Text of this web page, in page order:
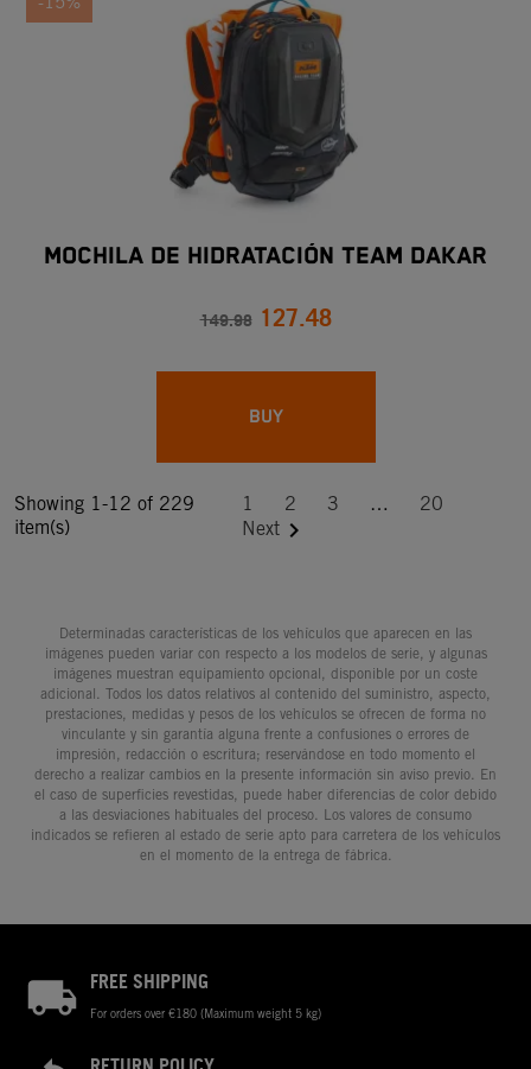
MOCHILA DE HIDRATACIÓN TEAM DAKAR
149.98 127.48
BUY
Showing 1-12 of 229
item(s)
1 2 3 …
20
Next 
Determinadas características de los vehículos que aparecen en las
imágenes pueden variar con respecto a los modelos de serie, y algunas
imágenes muestran equipamiento opcional, disponible por un coste
adicional. Todos los datos relativos al contenido del suministro, aspecto,
prestaciones, medidas y pesos de los vehículos se ofrecen de forma no
vinculante y sin garantía alguna frente a confusiones o errores de
impresión, redacción o escritura; reservándose en todo momento el
derecho a realizar cambios en la presente información sin aviso previo. En
el caso de superficies revestidas, puede haber diferencias de color debido
a las desviaciones habituales del proceso. Los valores de consumo
indicados se refieren al estado de serie apto para carretera de los vehículos
en el momento de la entrega de fábrica.
FREE SHIPPING
For orders over €180 (Maximum weight 5 kg)